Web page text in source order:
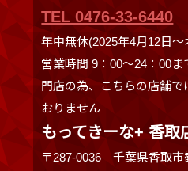
TEL 0476-33-6440
年中無休(2025年4月12日～
営業時間 9：00～24：00
門店の為、こちらの店舗で
おりません
もってきーな+ 香取
〒287-0036 千葉県香取市